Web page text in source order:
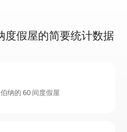
度假屋的简要统计数据
纳的 60 间度假屋